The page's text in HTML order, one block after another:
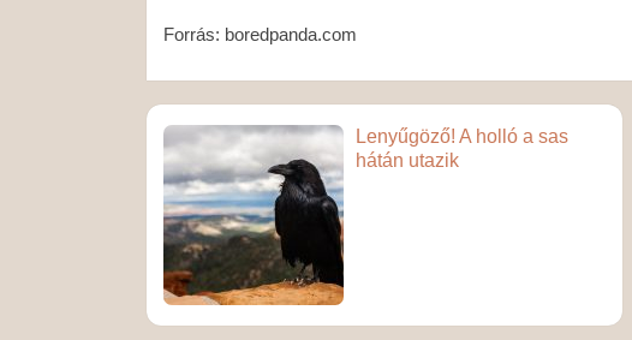
Forrás: boredpanda.com
Lenyűgöző! A holló a sas
hátán utazik